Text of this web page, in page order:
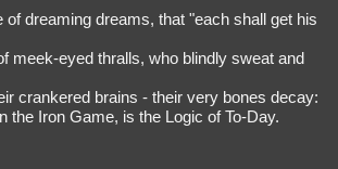
of dreaming dreams, that "each shall get his
meek-eyed thralls, who blindly sweat and
crankered brains - their very bones decay:
the Iron Game, is the Logic of To-Day.